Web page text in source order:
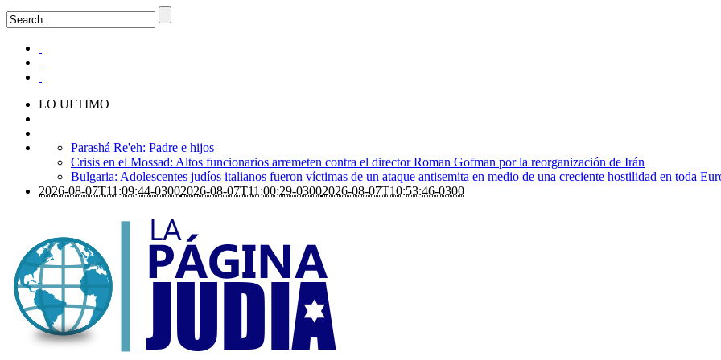
LO ULTIMO
Parashá Re'eh: Padre e hijos
Crisis en el Mossad: Altos funcionarios arremeten contra el director Roman Gofman por la reorganización de Irán
Bulgaria: Adolescentes judíos italianos fueron víctimas de un ataque antisemita en medio de una creciente hostilidad en toda
2026-08-07T11:09:44-03002026-08-07T11:00:29-03002026-08-07T10:53:46-0300